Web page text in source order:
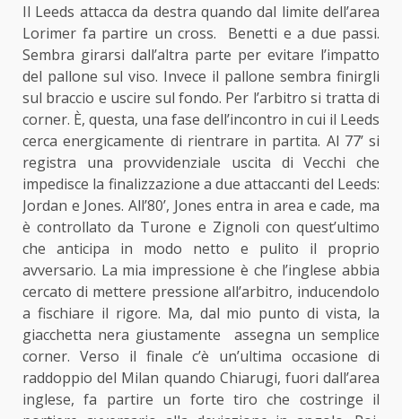
Il Leeds attacca da destra quando dal limite dell’area
Lorimer fa partire un cross. Benetti e a due passi.
Sembra girarsi dall’altra parte per evitare l’impatto
del pallone sul viso. Invece il pallone sembra finirgli
sul braccio e uscire sul fondo. Per l’arbitro si tratta di
corner. È, questa, una fase dell’incontro in cui il Leeds
cerca energicamente di rientrare in partita. Al 77’ si
registra una provvidenziale uscita di Vecchi che
impedisce la finalizzazione a due attaccanti del Leeds:
Jordan e Jones. All’80’, Jones entra in area e cade, ma
è controllato da Turone e Zignoli con quest’ultimo
che anticipa in modo netto e pulito il proprio
avversario. La mia impressione è che l’inglese abbia
cercato di mettere pressione all’arbitro, inducendolo
a fischiare il rigore. Ma, dal mio punto di vista, la
giacchetta nera giustamente assegna un semplice
corner. Verso il finale c’è un’ultima occasione di
raddoppio del Milan quando Chiarugi, fuori dall’area
inglese, fa partire un forte tiro che costringe il